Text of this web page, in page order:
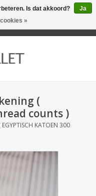
(
counts )
EGYPTISCH KATOEN 300
Is dat akkoord?
Ja
»